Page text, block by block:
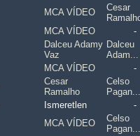
MCA VÍDEO
Cesar
MCA VÍDEO
-
Dalceu Adamy
Vaz
Dalceu
Adam...
MCA VÍDEO
-
Cesar
Ramalho
Celso
Pagan...
Ismeretlen
-
MCA VÍDEO
Celso
Pagan...